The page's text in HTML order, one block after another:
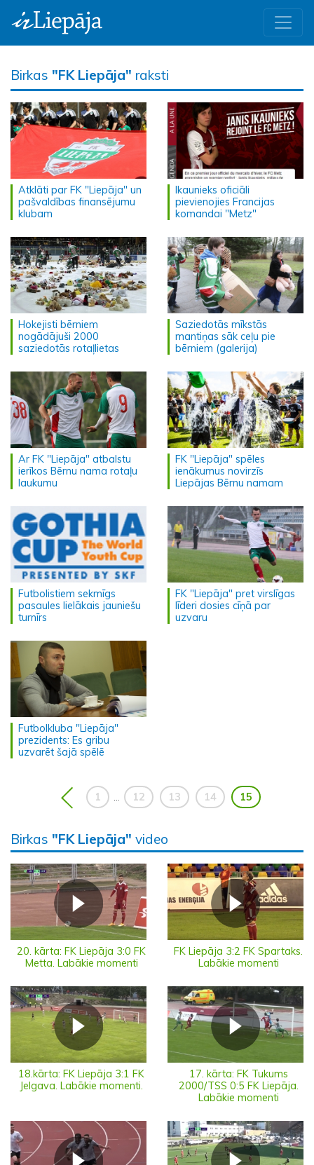
Birkas "FK Liepāja" raksti
Atklāti par FK "Liepāja" un
pašvaldības finansējumu
klubam
Ikaunieks oficiāli
pievienojies Francijas
komandai "Metz"
Hokejisti bērniem
nogādājuši 2000
saziedotās rotaļlietas
Saziedotās mīkstās
mantiņas sāk ceļu pie
bērniem (galerija)
Ar FK "Liepāja" atbalstu
ierīkos Bērnu nama rotaļu
laukumu
FK "Liepāja" spēles
ienākumus novirzīs
Liepājas Bērnu namam
Futbolistiem sekmīgs
pasaules lielākais jauniešu
turnīrs
FK "Liepāja" pret virslīgas
līderi dosies cīņā par
uzvaru
Futbolkluba "Liepāja"
prezidents: Es gribu
uzvarēt šajā spēlē
1 12 13 14 15
Birkas "FK Liepāja" video
20. kārta: FK Liepāja 3:0 FK
Metta. Labākie momenti
FK Liepāja 3:2 FK Spartaks.
Labākie momenti
18.kārta: FK Liepāja 3:1 FK
Jelgava. Labākie momenti.
17. kārta: FK Tukums
2000/TSS 0:5 FK Liepāja.
Labākie momenti